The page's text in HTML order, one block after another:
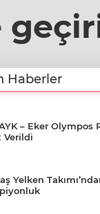
Haberler
– Eker
Verildi
Yelken